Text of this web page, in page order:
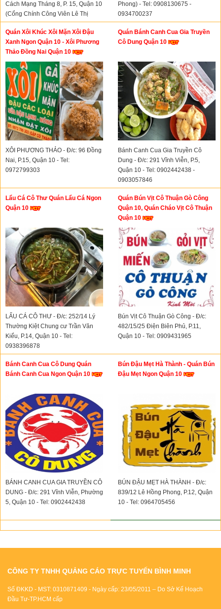
Cách Mạng Tháng 8, P. 15, Quận 10
(Cổng Chính Công Viên Lê Thị
Riêng) - Tel: 0908400469
Phong) - Tel: 0908130675 -
0934700237
Quán Xôi Khúc Xôi Mặn Xôi Đậu
Xanh Ngon Quận 10 - Xôi Phương
Thảo Đồng Nai Quận 10
XÔI PHƯƠNG THẢO - Đ/c: 96 Đồng
Nai, P.15, Quận 10 - Tel:
0972799303
Quán Bánh Canh Cua Gia Truyền
Cô Dung Quận 10
Bánh Canh Cua Gia Truyền Cô
Dung - Đ/c: 291 Vĩnh Viễn, P.5,
Quận 10 - Tel: 0902442438 -
0903057846
Lẩu Cá Cô Thư Quán Lẩu Cá Ngon
Quận 10
LẨU CÁ CÔ THƯ - Đ/c: 252/14 Lý
Thường Kiệt Chung cư Trần Văn
Kiểu, P.14, Quận 10 - Tel:
0938396878
Quán Bún Vịt Cô Thuận Gò Công
Quận 10, Quán Cháo Vịt Cô Thuận
Quận 10
Bún Vịt Cô Thuận Gò Công - Đ/c:
482/15/25 Điện Biên Phủ, P.11,
Quận 10 - Tel: 0909431965
Bánh Canh Cua Cô Dung Quán
Bánh Canh Cua Ngon Quận 10
BÁNH CANH CUA GIA TRUYỀN CÔ
DUNG - Đ/c: 291 Vĩnh Viễn, Phường
5, Quận 10 - Tel: 0902442438
Bún Đậu Mẹt Hà Thành - Quán Bún
Đậu Mẹt Ngon Quận 10
BÚN ĐẬU MẸT HÀ THÀNH - Đ/c:
839/12 Lê Hồng Phong, P.12, Quận
10 - Tel: 0964705456
CÔNG TY TNHH QUẢNG CÁO TRỰC TUYẾN BÌNH MINH
Số ĐKKD - MST: 0310871409 - Ngày cấp: 23/05/2011 – Do Sở Kế Hoạch
Đầu Tư-TP.HCM cấp